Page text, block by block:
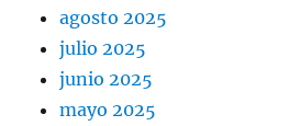
agosto 2025
julio 2025
junio 2025
mayo 2025